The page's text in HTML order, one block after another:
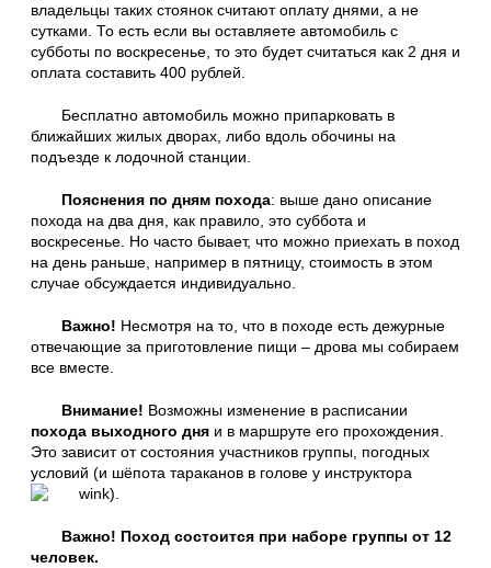
владельцы таких стоянок считают оплату днями, а не
сутками. То есть если вы оставляете автомобиль с
субботы по воскресенье, то это будет считаться как 2 дня и
оплата составить 400 рублей.
Бесплатно автомобиль можно припарковать в
ближайших жилых дворах, либо вдоль обочины на
подъезде к лодочной станции.
Пояснения по дням похода: выше дано описание
похода на два дня, как правило, это суббота и
воскресенье. Но часто бывает, что можно приехать в поход
на день раньше, например в пятницу, стоимость в этом
случае обсуждается индивидуально.
Важно! Несмотря на то, что в походе есть дежурные
отвечающие за приготовление пищи – дрова мы собираем
все вместе.
Внимание! Возможны изменение в расписании
похода выходного дня и в маршруте его прохождения.
Это зависит от состояния участников группы, погодных
условий (и шёпота тараканов в голове у инструктора
).
Важно! Поход состоится при наборе группы от 12
человек.